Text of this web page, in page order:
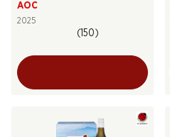
AOC
2025
(150)